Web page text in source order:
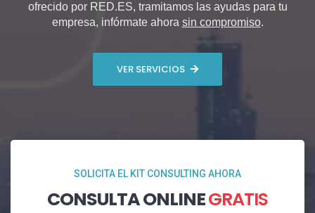
ofrecido por RED.ES, tramitamos las ayudas para tu
empresa, infórmate ahora sin compromiso.
VER SERVICIOS
SOLICITA EL KIT CONSULTING AHORA
CONSULTA ONLINEGRATIS